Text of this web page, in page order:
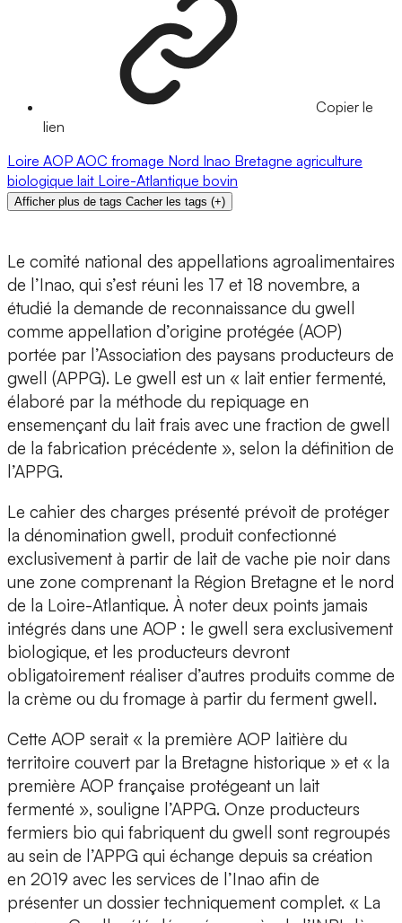
Copier le
lien
Loire AOP AOC fromage Nord Inao Bretagne agriculture
biologique lait Loire-Atlantique bovin
Afficher plus de tags Cacher les tags (+)
Le comité national des appellations agroalimentaires
de l’Inao, qui s’est réuni les 17 et 18 novembre, a
étudié la demande de reconnaissance du gwell
comme appellation d’origine protégée (AOP)
portée par l’Association des paysans producteurs de
gwell (APPG). Le gwell est un « lait entier fermenté,
élaboré par la méthode du repiquage en
ensemençant du lait frais avec une fraction de gwell
de la fabrication précédente », selon la définition de
l’APPG.
Le cahier des charges présenté prévoit de protéger
la dénomination gwell, produit confectionné
exclusivement à partir de lait de vache pie noir dans
une zone comprenant la Région Bretagne et le nord
de la Loire-Atlantique. À noter deux points jamais
intégrés dans une AOP : le gwell sera exclusivement
biologique, et les producteurs devront
obligatoirement réaliser d’autres produits comme de
la crème ou du fromage à partir du ferment gwell.
Cette AOP serait « la première AOP laitière du
territoire couvert par la Bretagne historique » et « la
première AOP française protégeant un lait
fermenté », souligne l’APPG. Onze producteurs
fermiers bio qui fabriquent du gwell sont regroupés
au sein de l’APPG qui échange depuis sa création
en 2019 avec les services de l’Inao afin de
présenter un dossier techniquement complet. « La